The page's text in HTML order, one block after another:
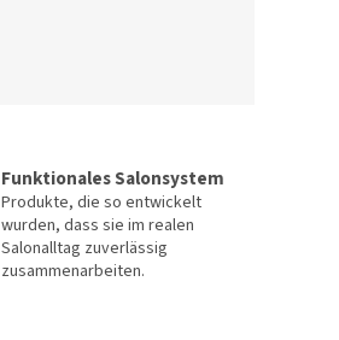
Funktionales Salonsystem
Produkte, die so entwickelt
wurden, dass sie im realen
Salonalltag zuverlässig
zusammenarbeiten.